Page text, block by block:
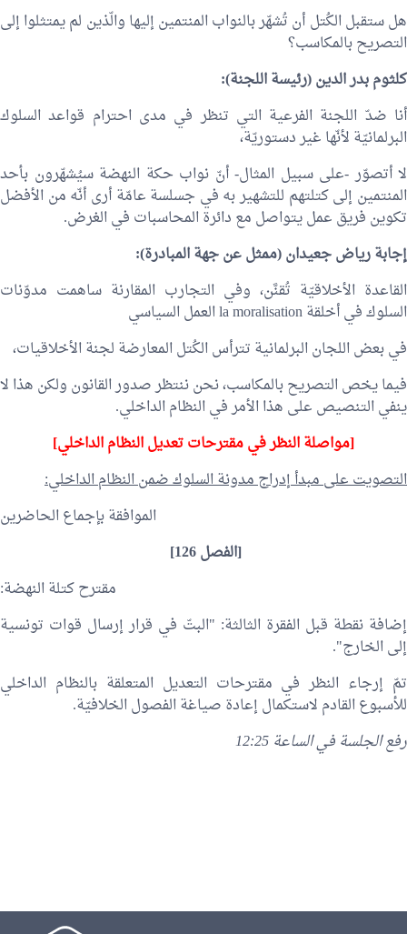
هل ستقبل الكُتل أن تُشهّر بالنواب المنتمين إليها والّذين لم يمتثلوا إلى
التصريح بالمكاسب؟
كلثوم بدر الدين(رئيسة اللجنة):
أنا ضدّ اللجنة الفرعية التي تنظر في مدى احترام قواعد السلوك
البرلمانيّة لأنّها غير دستوريّة،
لا أتصوّر -على سبيل المثال- أنّ نواب حكة النهضة سيُشهّرون بأحد
المنتمين إلى كتلتهم للتشهير به في جسلسة عامّة أرى أنّه من الأفضل
تكوين فريق عمل يتواصل مع دائرة المحاسبات في الغرض.
إجابةرياض جعيدان(ممثل عن جهة المبادرة):
القاعدة الأخلاقيّة تُقنَّن، وفي التجارب المقارنة ساهمت مدوّنات
السلوك في أخلقة la moralisation العمل السياسي
في بعض اللجان البرلمانية تترأس الكُتل المعارضة لجنة الأخلاقيات،
فيما يخص التصريح بالمكاسب، نحن ننتظر صدور القانون ولكن هذا لا
ينفي التنصيص على هذا الأمر في النظام الداخلي.
[مواصلة النظر في مقترحات تعديل النظام الداخلي]
التصويت على مبدأ إدراج مدونة السلوك ضمن النظام الداخلي:
الموافقة بإجماع الحاضرين
[الفصل 126]
مقترح كتلة النهضة:
إضافة نقطة قبل الفقرة الثالثة: "البتّ في قرار إرسال قوات تونسية
إلى الخارج".
تمّ إرجاء النظر في مقترحات التعديل المتعلقة بالنظام الداخلي
للأسبوع القادم لاستكمال إعادة صياغة الفصول الخلافيّة.
رفع الجلسة في الساعة 12:25